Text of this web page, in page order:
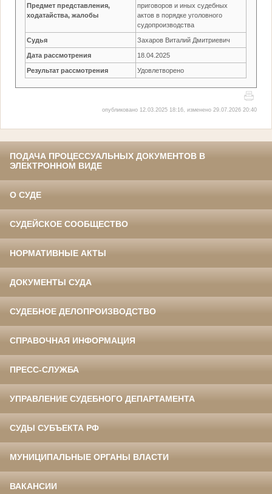
Предмет представления,
ходатайства, жалобы
приговоров и иных судебных
актов в порядке уголовного
судопроизводства
Судья Захаров Виталий Дмитриевич
Дата рассмотрения 18.04.2025
Результат рассмотрения Удовлетворено
опубликовано 12.03.2025 18:16, изменено 29.07.2026 20:40
ПОДАЧА ПРОЦЕССУАЛЬНЫХ ДОКУМЕНТОВ В
ЭЛЕКТРОННОМ ВИДЕ
О СУДЕ
СУДЕЙСКОЕ СООБЩЕСТВО
НОРМАТИВНЫЕ АКТЫ
ДОКУМЕНТЫ СУДА
СУДЕБНОЕ ДЕЛОПРОИЗВОДСТВО
СПРАВОЧНАЯ ИНФОРМАЦИЯ
ПРЕСС-СЛУЖБА
УПРАВЛЕНИЕ СУДЕБНОГО ДЕПАРТАМЕНТА
СУДЫ СУБЪЕКТА РФ
МУНИЦИПАЛЬНЫЕ ОРГАНЫ ВЛАСТИ
ВАКАНСИИ